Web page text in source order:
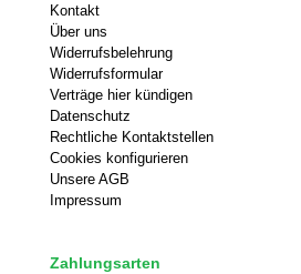
Kontakt
Über uns
Widerrufsbelehrung
Widerrufsformular
Verträge hier kündigen
Datenschutz
Rechtliche Kontaktstellen
Cookies konfigurieren
Unsere AGB
Impressum
Zahlungsarten